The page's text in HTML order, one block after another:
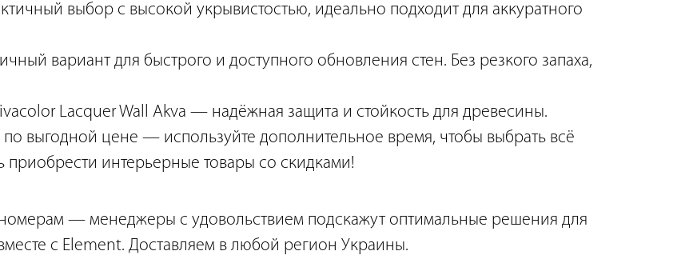
выбор с высокой укрывистостью, идеально подходит для аккуратного
вариант для быстрого и доступного обновления стен. Без резкого запаха,
Lacquer Wall Akva — надёжная защита и стойкость для древесины.
выгодной цене — используйте дополнительное время, чтобы выбрать всё
интерьерные товары со скидками!
— менеджеры с удовольствием подскажут оптимальные решения для
с Element. Доставляем в любой регион Украины.